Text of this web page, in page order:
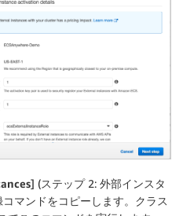
] (ステップ 2: 外部インスタ
マンドをコピーします。クラス